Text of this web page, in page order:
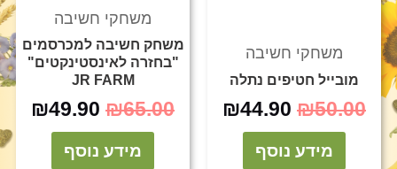
משחקי חשיבה
מובייל חטיפים נתלה
₪50.00
₪44.90
מידע נוסף
משחקי חשיבה
משחק חשיבה למכרסמים
"בחזרה לאינסטינקטים"
JR FARM
₪65.00
₪49.90
מידע נוסף